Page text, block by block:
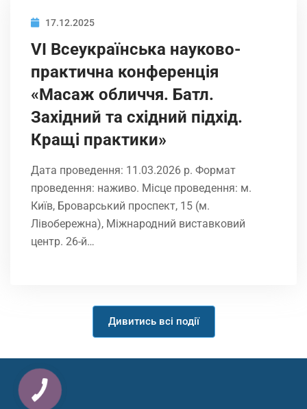
17.12.2025
VI Всеукраїнська науково-
практична конференція
«Масаж обличчя. Батл.
Західний та східний підхід.
Кращі практики»
Дата проведення: 11.03.2026 р. Формат
проведення: наживо. Місце проведення: м.
Київ, Броварський проспект, 15 (м.
Лівобережна), Міжнародний виставковий
центр. 26-й…
Дивитись всі події